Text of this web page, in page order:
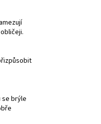
se brýle